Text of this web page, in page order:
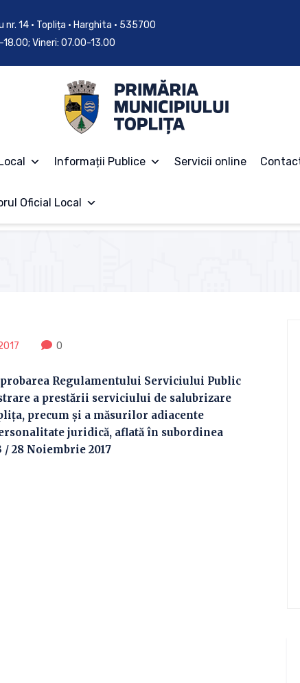
nr. 14 • Toplița • Harghita • 535700
Vineri: 07.00-13.00
Informații Publice Servicii online
Oficial Local
0
Regulamentului Serviciului Public
a prestării serviciului de salubrizare
precum şi a măsurilor adiacente
juridică, aflată în subordinea
28 Noiembrie 2017